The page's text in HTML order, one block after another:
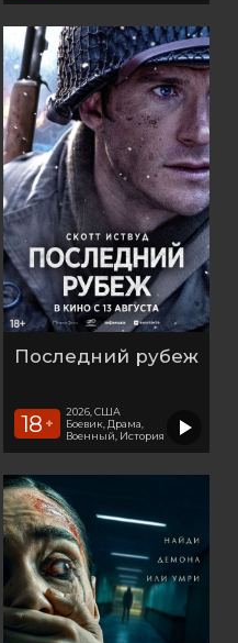
Последний рубеж
18 +
2026, США
Боевик, Драма,
Военный, История